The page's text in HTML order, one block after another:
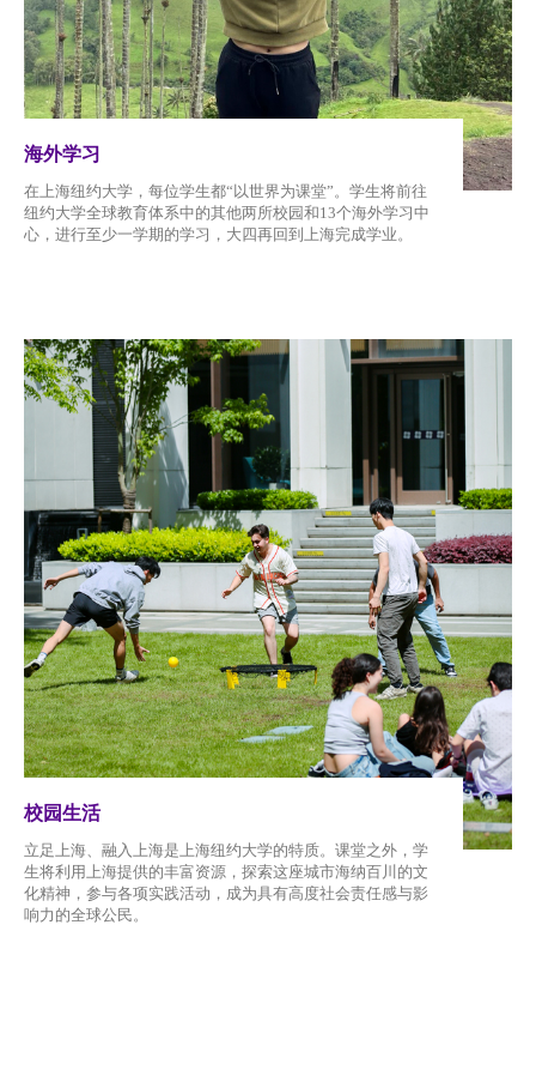
海外学习
在上海纽约大学，每位学生都“以世界为课堂”。学生将前往
纽约大学全球教育体系中的其他两所校园和13个海外学习中
心，进行至少一学期的学习，大四再回到上海完成学业。
校园生活
立足上海、融入上海是上海纽约大学的特质。课堂之外，学
生将利用上海提供的丰富资源，探索这座城市海纳百川的文
化精神，参与各项实践活动，成为具有高度社会责任感与影
响力的全球公民。